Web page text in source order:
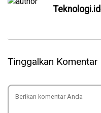
Teknologi.id
Tinggalkan Komentar